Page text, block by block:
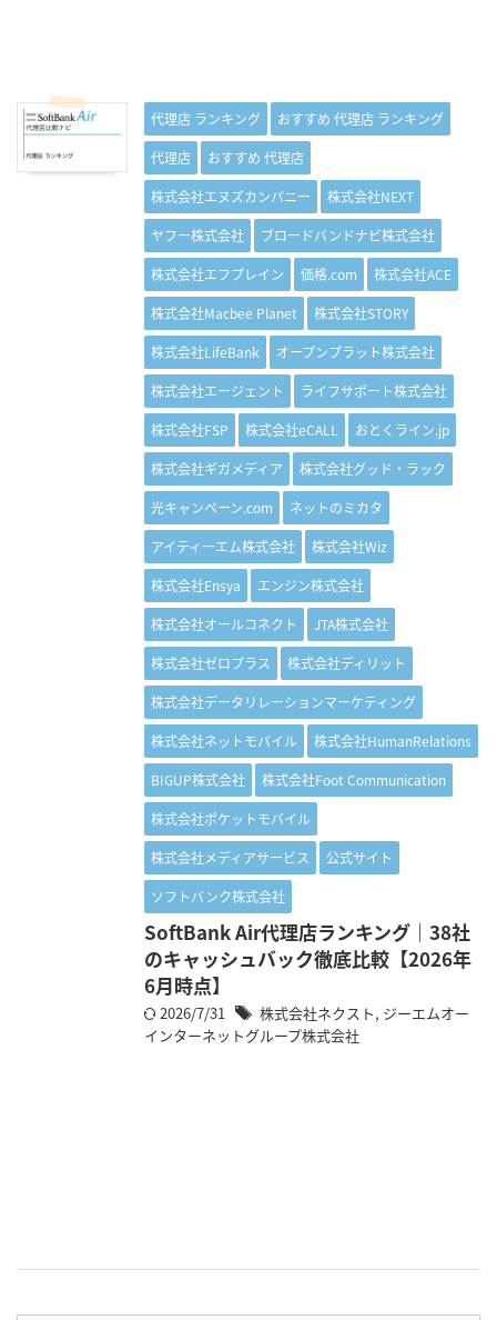
代理店 ランキング おすすめ 代理店 ランキング
代理店 おすすめ 代理店
株式会社エヌズカンパニー 株式会社NEXT
ヤフー株式会社 ブロードバンドナビ株式会社
株式会社エフプレイン 価格.com 株式会社ACE
株式会社Macbee Planet 株式会社STORY
株式会社LifeBank オープンプラット株式会社
株式会社エージェント ライフサポート株式会社
株式会社FSP 株式会社eCALL おとくライン.jp
株式会社ギガメディア 株式会社グッド・ラック
光キャンペーン.com ネットのミカタ
アイティーエム株式会社 株式会社Wiz
株式会社Ensya エンジン株式会社
株式会社オールコネクト JTA株式会社
株式会社ゼロプラス 株式会社ディリット
株式会社データリレーションマーケティング
株式会社ネットモバイル 株式会社HumanRelations
BIGUP株式会社 株式会社Foot Communication
株式会社ポケットモバイル
株式会社メディアサービス 公式サイト
ソフトバンク株式会社
SoftBank Air代理店ランキング｜38社
のキャッシュバック徹底比較【2026年
6月時点】
2026/7/31 株式会社ネクスト, ジーエムオー
インターネットグループ株式会社